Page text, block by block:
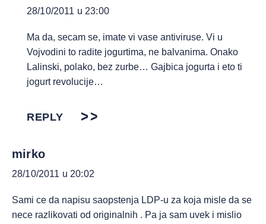
28/10/2011 u 23:00
Ma da, secam se, imate vi vase antiviruse. Vi u
Vojvodini to radite jogurtima, ne balvanima. Onako
Lalinski, polako, bez zurbe… Gajbica jogurta i eto ti
jogurt revolucije…
REPLY
mirko
28/10/2011 u 20:02
Sami ce da napisu saopstenja LDP-u za koja misle da se
nece razlikovati od originalnih . Pa ja sam uvek i mislio